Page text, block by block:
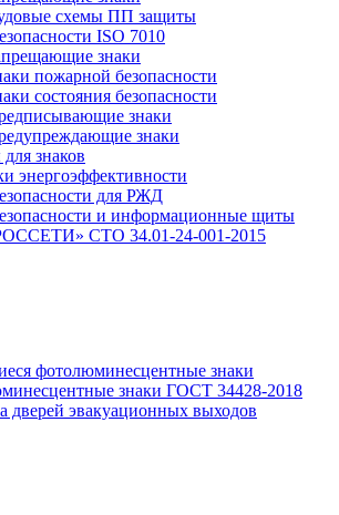
схемы ПП защиты
ISO 7010
знаки
пожарной безопасности
состояния безопасности
знаки
знаки
знаков
энергоэффективности
для РЖД
и информационные щиты
СТО 34.01-24-001-2015
фотолюминесцентные знаки
знаки ГОСТ 34428-2018
дверей эвакуационных выходов